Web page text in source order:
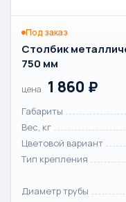
Под заказ
Столбик
750 мм
цена 1 860 ₽
Габариты
Вес, кг
Цветовой вариант
Тип крепления
Диаметр трубы